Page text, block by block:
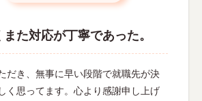
た対応が丁寧であった。
だき、無事に早い段階で就職先が決
く思ってます。心より感謝申し上げ